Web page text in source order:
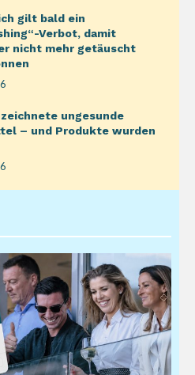
gilt bald ein
Verbot, damit
nicht mehr getäuscht
ungesunde
– und Produkte wurden